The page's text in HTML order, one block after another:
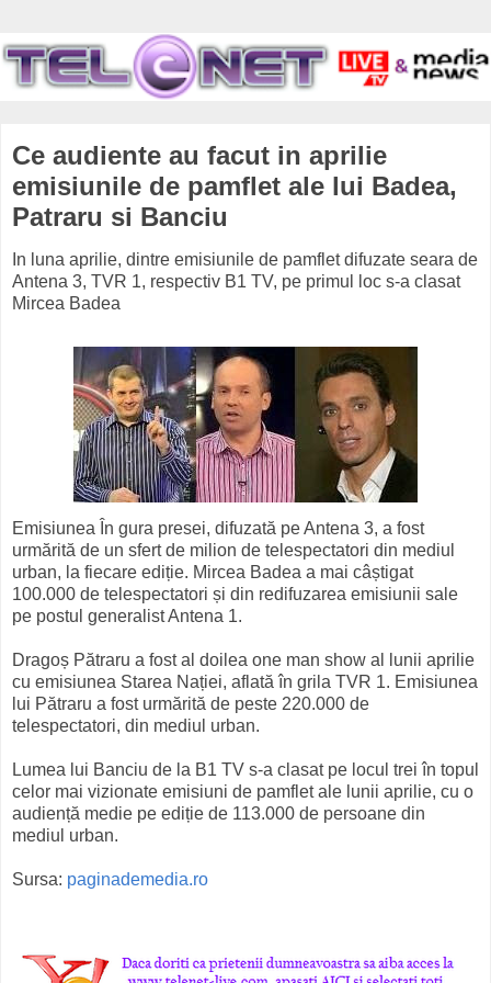
Ce audiente au facut in aprilie
emisiunile de pamflet ale lui Badea,
Patraru si Banciu
In luna aprilie, dintre emisiunile de pamflet difuzate seara de
Antena 3, TVR 1, respectiv B1 TV, pe primul loc s-a clasat
Mircea Badea
Emisiunea În gura presei, difuzată pe Antena 3, a fost
urmărită de un sfert de milion de telespectatori din mediul
urban, la fiecare ediție. Mircea Badea a mai câștigat
100.000 de telespectatori și din redifuzarea emisiunii sale
pe postul generalist Antena 1.
Dragoș Pătraru a fost al doilea one man show al lunii aprilie
cu emisiunea Starea Nației, aflată în grila TVR 1. Emisiunea
lui Pătraru a fost urmărită de peste 220.000 de
telespectatori, din mediul urban.
Lumea lui Banciu de la B1 TV s-a clasat pe locul trei în topul
celor mai vizionate emisiuni de pamflet ale lunii aprilie, cu o
audiență medie pe ediție de 113.000 de persoane din
mediul urban.
Sursa: paginademedia.ro